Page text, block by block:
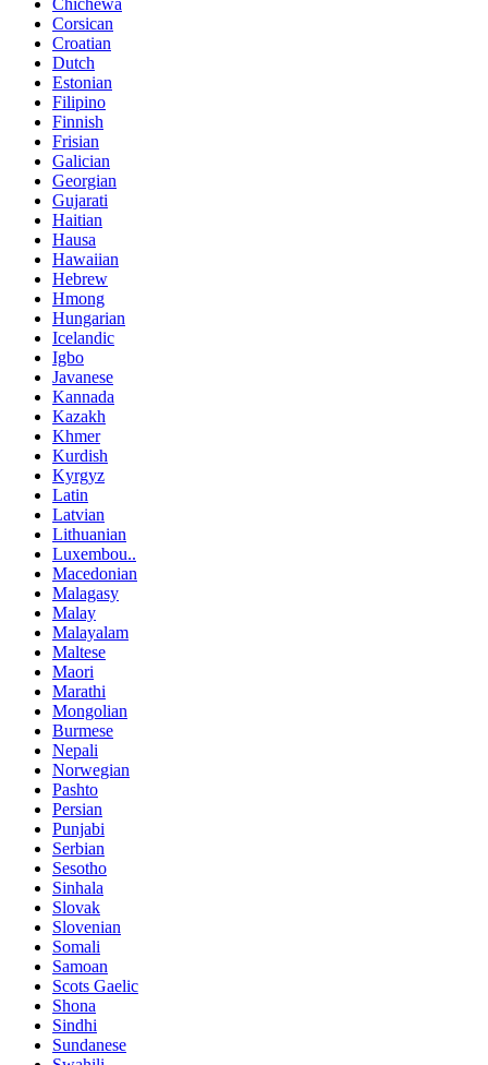
Corsican
Croatian
Dutch
Estonian
Filipino
Finnish
Frisian
Galician
Georgian
Gujarati
Haitian
Hausa
Hawaiian
Hebrew
Hmong
Hungarian
Icelandic
Igbo
Javanese
Kannada
Kazakh
Khmer
Kurdish
Kyrgyz
Latin
Latvian
Lithuanian
Luxembou..
Macedonian
Malagasy
Malay
Malayalam
Maltese
Maori
Marathi
Mongolian
Burmese
Nepali
Norwegian
Pashto
Persian
Punjabi
Serbian
Sesotho
Sinhala
Slovak
Slovenian
Somali
Samoan
Scots Gaelic
Shona
Sindhi
Sundanese